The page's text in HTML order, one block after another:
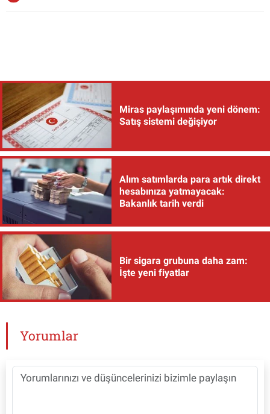
Miras paylaşımında yeni dönem:
Satış sistemi değişiyor
Alım satımlarda para artık direkt
hesabınıza yatmayacak:
Bakanlık tarih verdi
Bir sigara grubuna daha zam:
İşte yeni fiyatlar
Yorumlar